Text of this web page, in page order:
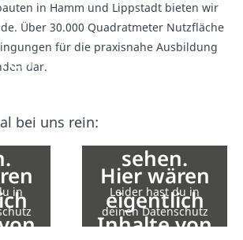
in Hamm und Lippstadt bieten wir
Über 30.000 Quadratmeter Nutzfläche
für die praxisnahe Ausbildung
dar.
bei uns rein:
zu
in
die
Hier wären
YouTube zu
sehen.
Leider hast du in
deinen Datenschutz
Einstellungen die
Hier wären
eigentlich
Inhalte von